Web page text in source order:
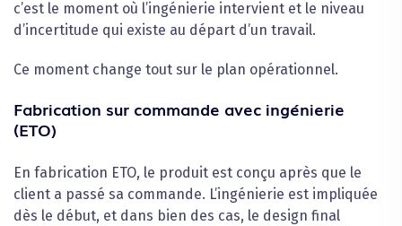
c’est le moment où l’ingénierie intervient et le niveau
d’incertitude qui existe au départ d’un travail.
Ce moment change tout sur le plan opérationnel.
Fabrication sur commande avec ingénierie
(ETO)
En fabrication ETO, le produit est conçu après que le
client a passé sa commande. L’ingénierie est impliquée
dès le début, et dans bien des cas, le design final